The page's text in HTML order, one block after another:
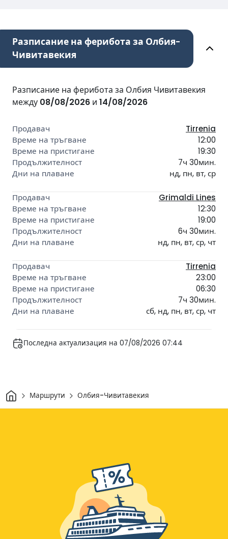
Разписание на ферибота за Олбия-
Чивитавекия
Разписание на ферибота за Олбия Чивитавекия
между 08/08/2026 и 14/08/2026
Tirrenia
12:00
19:30
7ч 30мин.
нд, пн, вт, ср
Grimaldi Lines
12:30
19:00
6ч 30мин.
нд, пн, вт, ср, чт
Tirrenia
23:00
06:30
7ч 30мин.
сб, нд, пн, вт, ср, чт
Последна актуализация на 07/08/2026 07:44
Начало
Маршрути Олбия-Чивитавекия